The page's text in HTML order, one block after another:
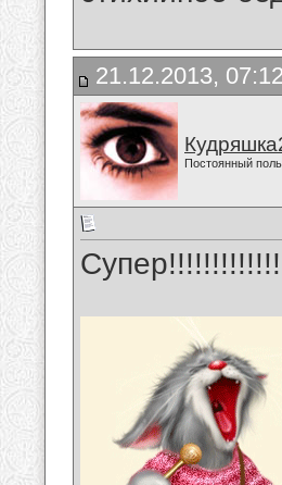
21.12.2013, 07:12
Постоянный